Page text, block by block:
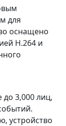
для
оснащено
H.264 и
3,000 лиц,
устройство